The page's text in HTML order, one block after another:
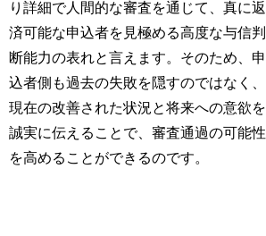
り詳細で人間的な審査を通じて、真に返
済可能な申込者を見極める高度な与信判
断能力の表れと言えます。そのため、申
込者側も過去の失敗を隠すのではなく、
現在の改善された状況と将来への意欲を
誠実に伝えることで、審査通過の可能性
を高めることができるのです。